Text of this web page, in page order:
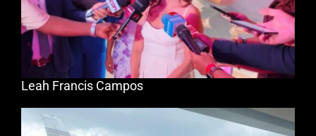
Leah Francis Campos